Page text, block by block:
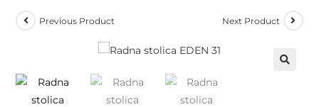
Previous Product Next Product